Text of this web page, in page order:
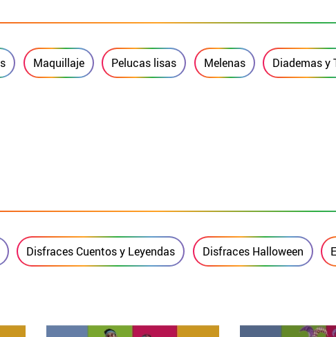
Maquillaje Pelucas lisas Melenas Diademas y
Disfraces Cuentos y Leyendas Disfraces Halloween